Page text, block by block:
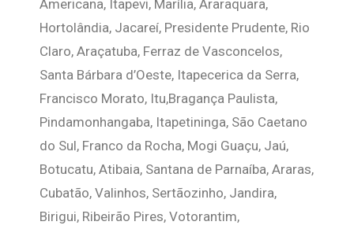
Americana, Itapevi, Marília, Araraquara,
Hortolândia, Jacareí, Presidente Prudente, Rio
Claro, Araçatuba, Ferraz de Vasconcelos,
Santa Bárbara d’Oeste, Itapecerica da Serra,
Francisco Morato, Itu,Bragança Paulista,
Pindamonhangaba, Itapetininga, São Caetano
do Sul, Franco da Rocha, Mogi Guaçu, Jaú,
Botucatu, Atibaia, Santana de Parnaíba, Araras,
Cubatão, Valinhos, Sertãozinho, Jandira,
Birigui, Ribeirão Pires, Votorantim,